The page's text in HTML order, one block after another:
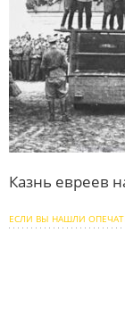
Казнь евреев
ЕСЛИ ВЫ НАШЛИ